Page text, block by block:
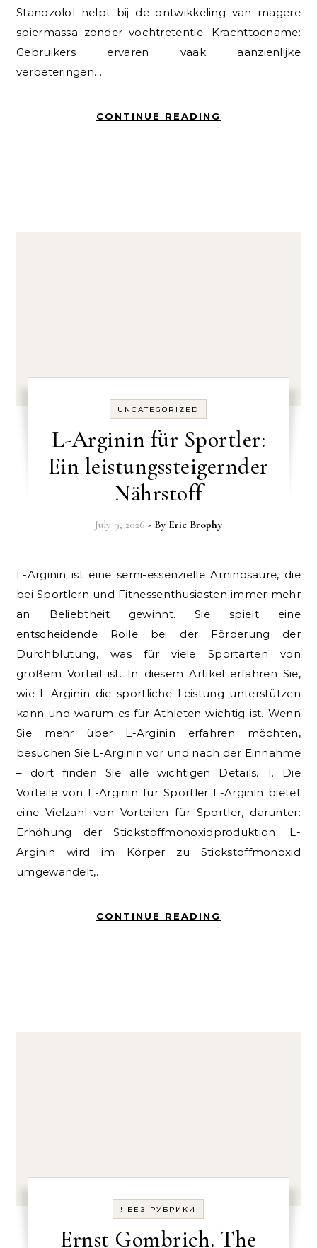
Stanozolol helpt bij de ontwikkeling van magere
spiermassa zonder vochtretentie. Krachttoename:
Gebruikers ervaren vaak aanzienlijke
verbeteringen…
CONTINUE READING
UNCATEGORIZED
L-Arginin für Sportler:
Ein leistungssteigernder
Nährstoff
July 9, 2026 - By Eric Brophy
L-Arginin ist eine semi-essenzielle Aminosäure, die
bei Sportlern und Fitnessenthusiasten immer mehr
an Beliebtheit gewinnt. Sie spielt eine
entscheidende Rolle bei der Förderung der
Durchblutung, was für viele Sportarten von
großem Vorteil ist. In diesem Artikel erfahren Sie,
wie L-Arginin die sportliche Leistung unterstützen
kann und warum es für Athleten wichtig ist. Wenn
Sie mehr über L-Arginin erfahren möchten,
besuchen Sie L-Arginin vor und nach der Einnahme
– dort finden Sie alle wichtigen Details. 1. Die
Vorteile von L-Arginin für Sportler L-Arginin bietet
eine Vielzahl von Vorteilen für Sportler, darunter:
Erhöhung der Stickstoffmonoxidproduktion: L-
Arginin wird im Körper zu Stickstoffmonoxid
umgewandelt,…
CONTINUE READING
! БЕЗ РУБРИКИ
Ernst Gombrich. The